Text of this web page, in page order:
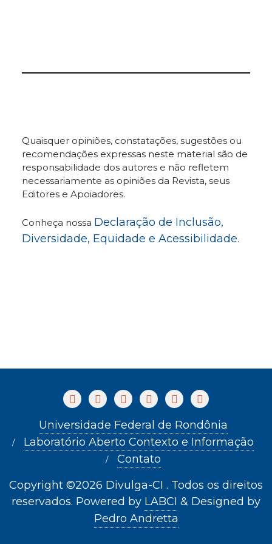
Quaisquer opiniões, constatações, sugestões ou
recomendações expressas neste material são de
responsabilidade dos autores e não refletem
necessariamente as opiniões da Revista, seus
Editores e Apoiadores.
Conheça nossa Declaração de Inclusão,
Diversidade, Equidade e Acessibilidade.
Universidade Federal de Rondônia
Laboratório Aberto Contexto e Informação
Contato
Copyright ©2026 Divulga-CI . Todos os direitos
reservados. Powered by LABCI & Designed by
Pedro Andretta